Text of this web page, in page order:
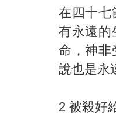
在四十七
有永遠的
命，神非
說也是永
2 被殺好